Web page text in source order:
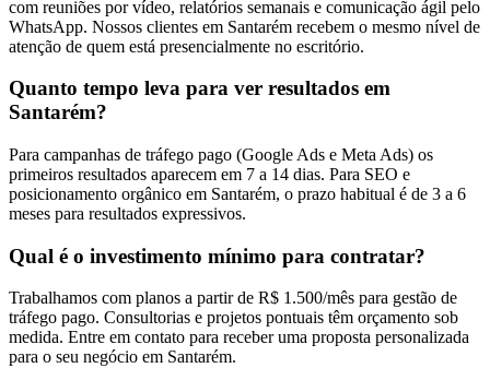
com reuniões por vídeo, relatórios semanais e comunicação ágil pelo
WhatsApp. Nossos clientes em Santarém recebem o mesmo nível de
atenção de quem está presencialmente no escritório.
Quanto tempo leva para ver resultados em
Santarém?
Para campanhas de tráfego pago (Google Ads e Meta Ads) os
primeiros resultados aparecem em 7 a 14 dias. Para SEO e
posicionamento orgânico em Santarém, o prazo habitual é de 3 a 6
meses para resultados expressivos.
Qual é o investimento mínimo para contratar?
Trabalhamos com planos a partir de R$ 1.500/mês para gestão de
tráfego pago. Consultorias e projetos pontuais têm orçamento sob
medida. Entre em contato para receber uma proposta personalizada
para o seu negócio em Santarém.